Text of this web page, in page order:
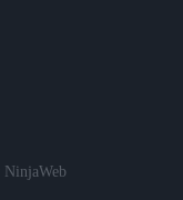
NinjaWeb